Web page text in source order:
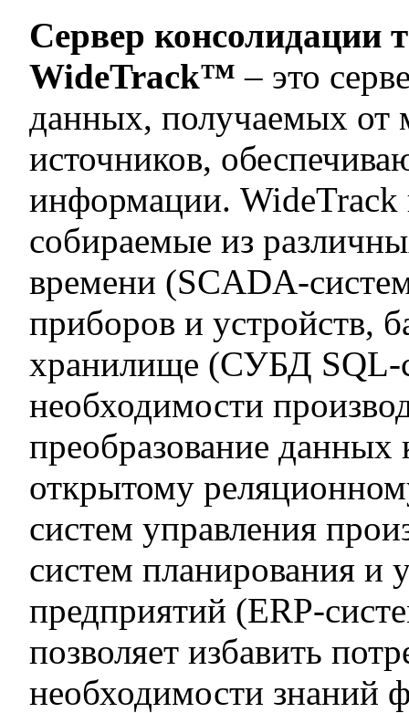
Сервер консолидации
WideTrack™ – это
данных, получаемых от
источников,
информации. WideTrack
собираемые из
времени (SCADA-
приборов и устройств,
хранилище (СУБД SQL-
необходимости
преобразование
открытому
систем управления
систем планирования и
предприятий (ERP-
позволяет избавить
необходимости знаний